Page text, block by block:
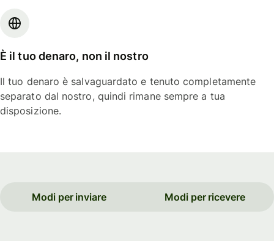
È il tuo denaro, non il nostro
Il tuo denaro è salvaguardato e tenuto completamente
separato dal nostro, quindi rimane sempre a tua
disposizione.
Modi per inviare Modi per ricevere